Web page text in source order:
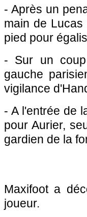
- Après un
main de
pied pour
- Sur un
gauche
vigilance
- A l'entrée de
pour Aurier,
gardien de la
Maxifoot a
joueur.